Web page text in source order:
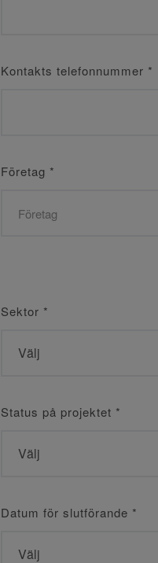
Kontakts telefonnummer *
Företag *
Sektor *
Status på projektet *
Datum för slutförande *